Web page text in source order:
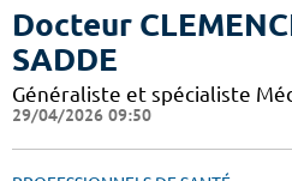
Docteur
SADDE
Généraliste et spécialiste
29/04/2026 09:50